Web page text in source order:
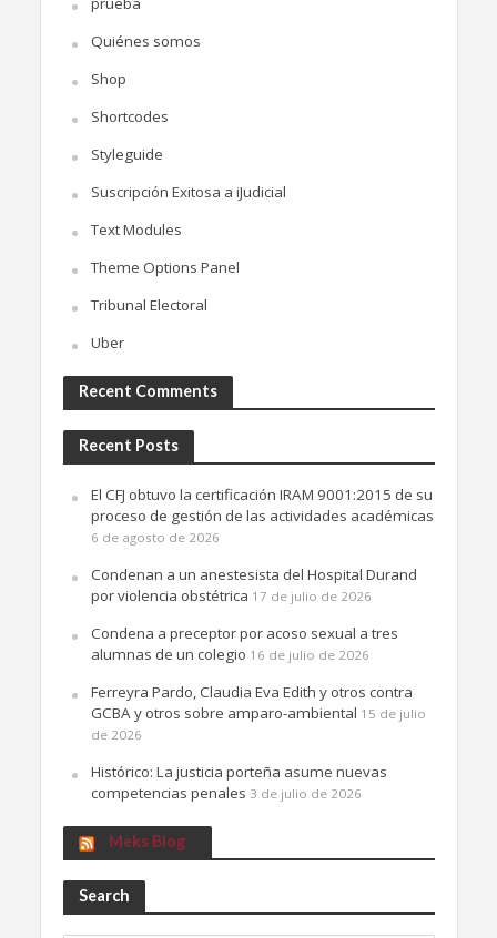
Quiénes somos
Shop
Shortcodes
Styleguide
Suscripción Exitosa a iJudicial
Text Modules
Theme Options Panel
Tribunal Electoral
Uber
Recent Comments
Recent Posts
El CFJ obtuvo la certificación IRAM 9001:2015 de su
proceso de gestión de las actividades académicas
6 de agosto de 2026
Condenan a un anestesista del Hospital Durand
por violencia obstétrica 17 de julio de 2026
Condena a preceptor por acoso sexual a tres
alumnas de un colegio 16 de julio de 2026
Ferreyra Pardo, Claudia Eva Edith y otros contra
GCBA y otros sobre amparo-ambiental 15 de julio
de 2026
Histórico: La justicia porteña asume nuevas
competencias penales 3 de julio de 2026
Meks Blog
Search